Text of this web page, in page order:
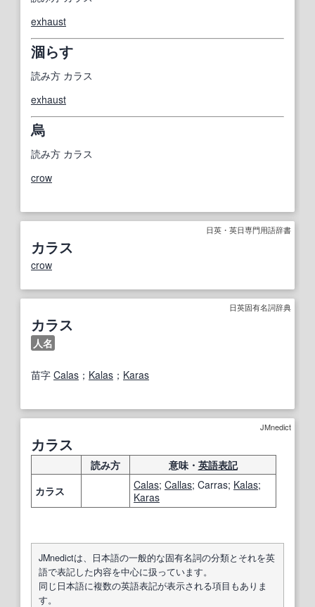
exhaust
涸らす
読み方 カラス
exhaust
烏
読み方 カラス
crow
日英・英日専門用語辞書
カラス
crow
日英固有名詞辞典
カラス
人名
苗字 Calas ； Kalas ； Karas
JMnedict
カラス
読み方 意味・ 英語表記
カラス
Calas; Callas; Carras; Kalas;
Karas
JMnedictは、日本語の一般的な固有名詞の分類とそれを英
語で表記した内容を中心に扱っています。
同じ日本語に複数の英語表記が表示される項目もありま
す。